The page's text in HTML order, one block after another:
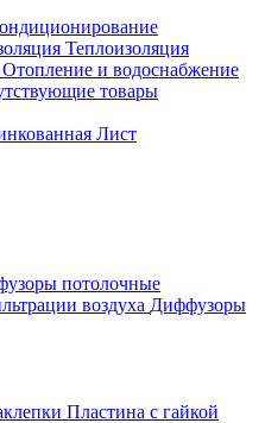
Теплоизоляция
Отопление и водоснабжение
товары
Лист
потолочные
воздуха Диффузоры
Пластина с гайкой